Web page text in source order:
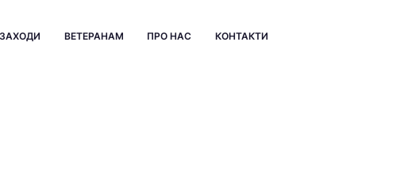
ЗАХОДИ ВЕТЕРАНАМ ПРО НАС КОНТАКТИ